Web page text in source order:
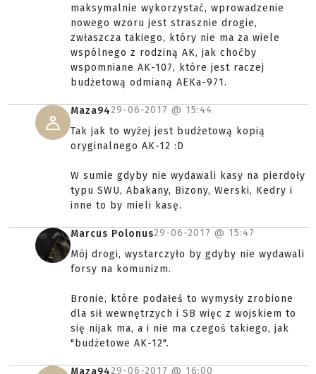
maksymalnie wykorzystać, wprowadzenie
nowego wzoru jest strasznie drogie,
zwłaszcza takiego, który nie ma za wiele
wspólnego z rodziną AK, jak choćby
wspomniane AK-107, które jest raczej
budżetową odmianą AEKa-971.
Maza9429-06-2017 @ 15:44
Tak jak to wyżej jest budżetową kopią
oryginalnego AK-12 :D
W sumie gdyby nie wydawali kasy na pierdoły
typu SWU, Abakany, Bizony, Werski, Kedry i
inne to by mieli kasę.
Marcus Polonus29-06-2017 @ 15:47
Mój drogi, wystarczyło by gdyby nie wydawali
forsy na komunizm.
Bronie, które podałeś to wymysły zrobione
dla sił wewnętrzych i SB więc z wojskiem to
się nijak ma, a i nie ma czegoś takiego, jak
"budżetowe AK-12".
Maza9429-06-2017 @ 16:00